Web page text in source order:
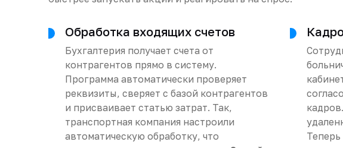
Обработка входящих счетов
Бухгалтерия получает счета от
контрагентов прямо в систему.
Программа автоматически проверяет
реквизиты, сверяет с базой контрагентов
и присваивает статью затрат. Так,
транспортная компания настроили
автоматическую обработку, что